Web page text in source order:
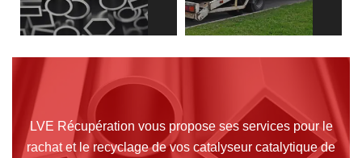
LVE Récupération vous propose ses services pour le
rachat et le recyclage de vos catalyseur catalytique de